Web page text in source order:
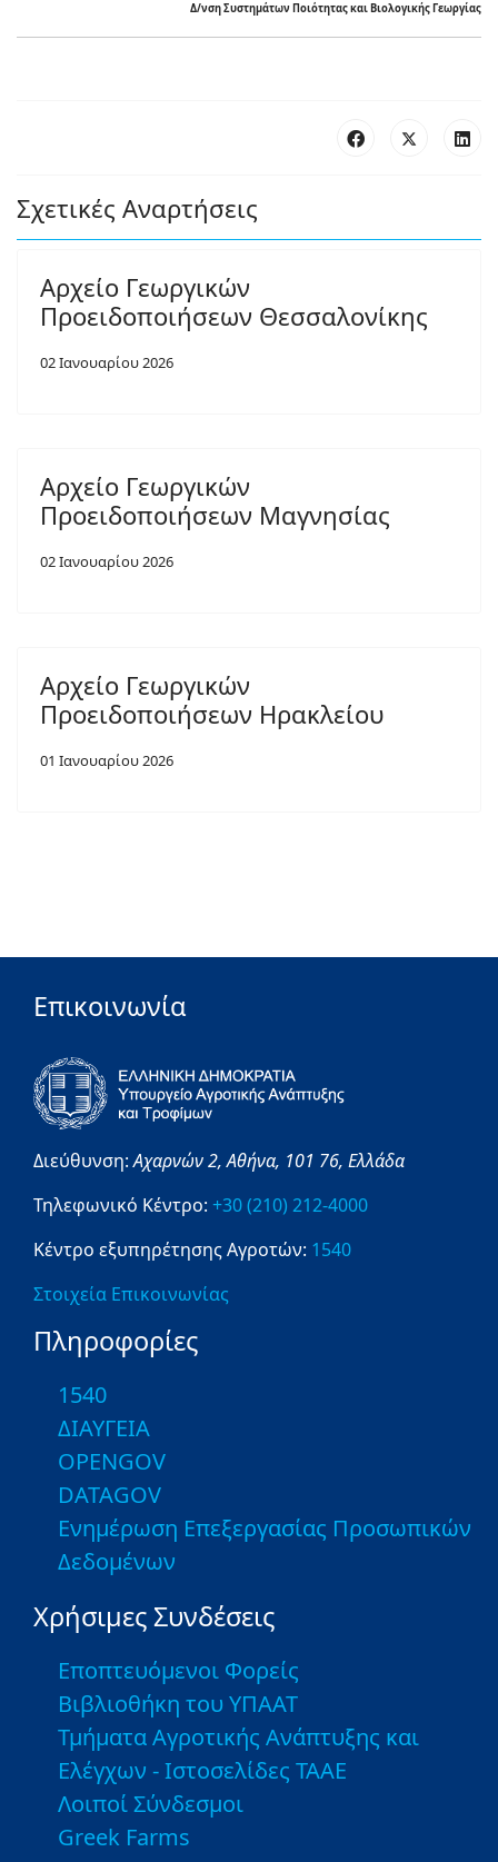
Δ/νση Συστημάτων Ποιότητας και Βιολογικής Γεωργίας
Σχετικές Αναρτήσεις
Αρχείο Γεωργικών
Προειδοποιήσεων Θεσσαλονίκης
02 Ιανουαρίου 2026
Αρχείο Γεωργικών
Προειδοποιήσεων Μαγνησίας
02 Ιανουαρίου 2026
Αρχείο Γεωργικών
Προειδοποιήσεων Ηρακλείου
01 Ιανουαρίου 2026
Επικοινωνία
Διεύθυνση:Αχαρνών 2,Αθήνα, 101 76, Ελλάδα
Τηλεφωνικό Κέντρο: +30 (210) 212-4000
Κέντρο εξυπηρέτησης Αγροτών: 1540
Στοιχεία Επικοινωνίας
Πληροφορίες
1540
ΔΙΑΥΓΕΙΑ
OPENGOV
DATAGOV
Ενημέρωση Επεξεργασίας Προσωπικών
Δεδομένων
Χρήσιμες Συνδέσεις
Εποπτευόμενοι Φορείς
Βιβλιοθήκη του ΥΠΑΑΤ
Τμήματα Αγροτικής Ανάπτυξης και
Ελέγχων - Ιστοσελίδες ΤΑΑΕ
Λοιποί Σύνδεσμοι
Greek Farms